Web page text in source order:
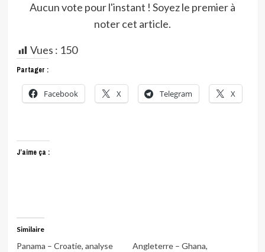
Aucun vote pour l'instant ! Soyez le premier à
noter cet article.
Vues : 150
Partager :
Facebook X Telegram X
J’aime ça :
Similaire
Panama – Croatie, analyse
Angleterre – Ghana,